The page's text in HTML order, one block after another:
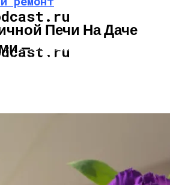
И РЕМОНТ
Для Ленточного Фундамента
Залить Фундамент Под
Печи На Даче
—